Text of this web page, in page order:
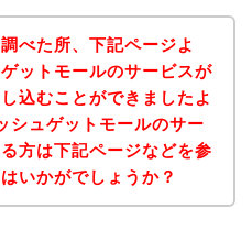
べた所、下記ページよ
ットモールのサービスが
込むことができましたよ
シュゲットモールのサー
方は下記ページなどを参
いかがでしょうか？